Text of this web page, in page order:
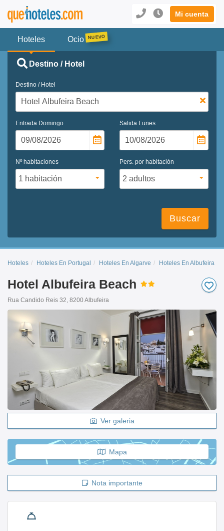
Mi cuenta
Hoteles Ocio
Destino / Hotel
Destino / Hotel
Entrada Domingo Salida Lunes
Nº habitaciones Pers. por habitación
Buscar
Hoteles Hoteles En Portugal Hoteles En Algarve Hoteles En Albufeira
Hotel Albufeira Beach
Rua Candido Reis 32, 8200 Albufeira
Ver galeria
Mapa
Nota importante